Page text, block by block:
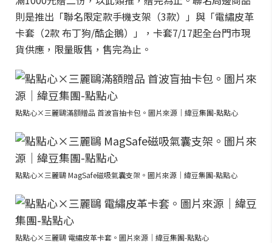
則是推出「聯名限定款手機支架（3款）」與「電繡皮革
卡套（2款 布丁狗/酷企鵝）」，卡套7/17起全台門市現
貨供應，限量販售，售完為止。
點點心×三麗鷗滿額贈品 首波盲抽卡包。圖片來源｜緯豆集團-點點心
點點心×三麗鷗 MagSafe磁吸氣囊支架。圖片來源｜緯豆集團-點點心
點點心×三麗鷗 電繡皮革卡套。圖片來源｜緯豆集團-點點心